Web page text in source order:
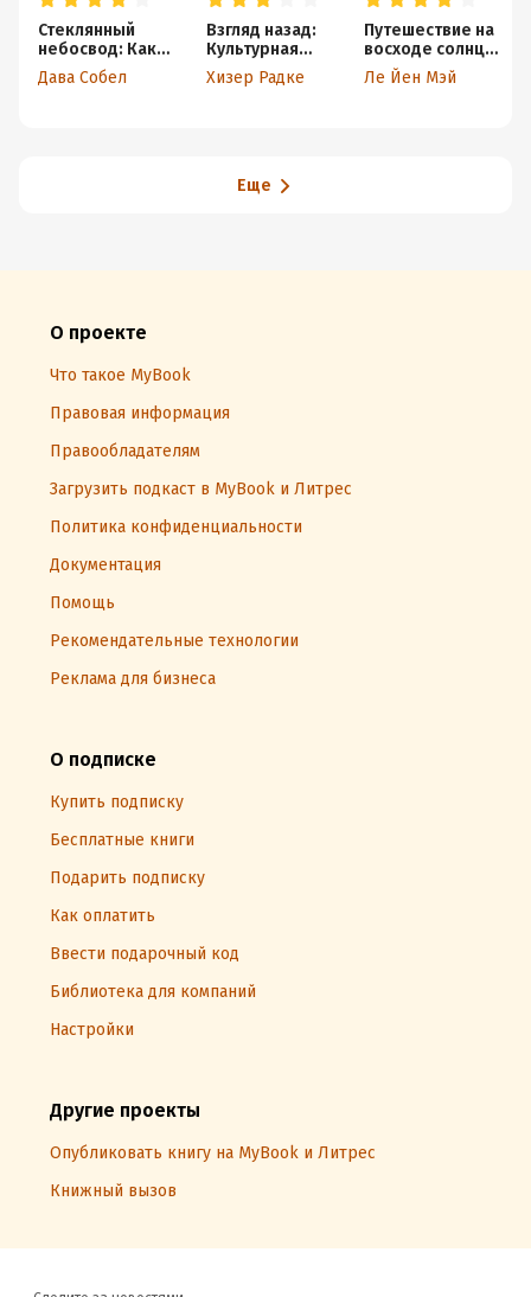
Стеклянный
небосвод: Как
женщины
Гарвардской
Дава Собел
Взгляд назад:
Культурная
история
женских ягодиц
Хизер Радке
Путешествие на
восходе солнца:
15 японских
концепций
Ле Йен Мэй
Еще
О проекте
Что такое MyBook
Правовая информация
Правообладателям
Загрузить подкаст в MyBook и Литрес
Политика конфиденциальности
Документация
Помощь
Рекомендательные технологии
Реклама для бизнеса
О подписке
Купить подписку
Бесплатные книги
Подарить подписку
Как оплатить
Ввести подарочный код
Библиотека для компаний
Настройки
Другие проекты
Опубликовать книгу на MyBook и Литрес
Книжный вызов